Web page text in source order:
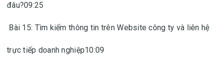
đâu?09:25
Bài 15: Tìm kiếm thông tin trên Website công ty và liên hệ
trực tiếp doanh nghiệp10:09